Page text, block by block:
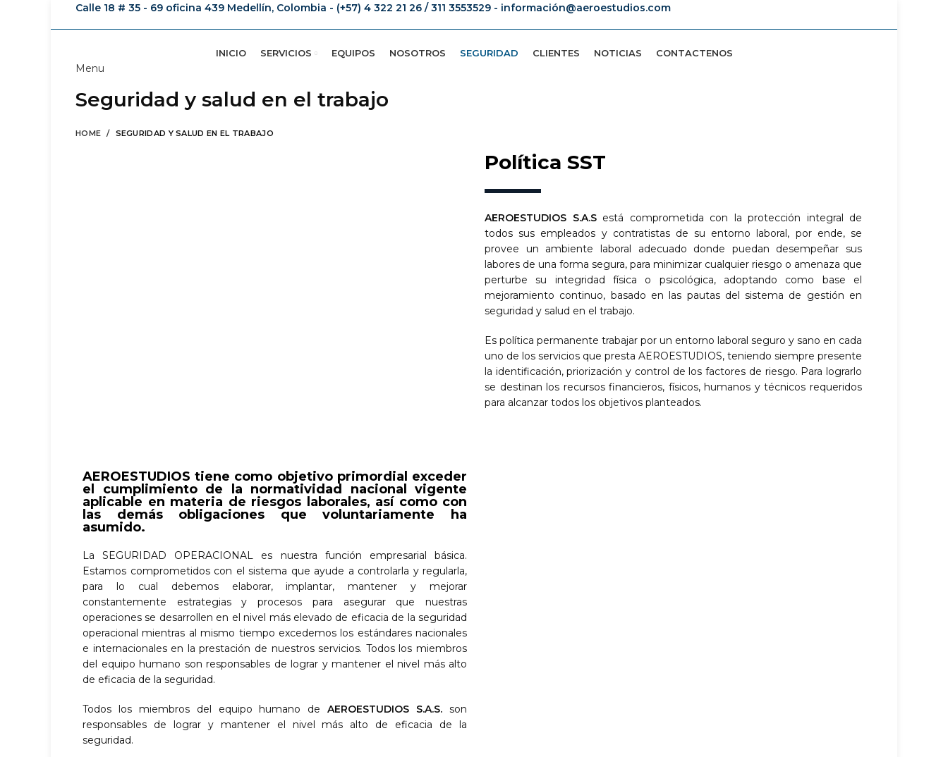
Calle 18 # 35 - 69 oficina 439 Medellín, Colombia - (+57) 4 322 21 26 / 311 3553529 - información@aeroestudios.com
INICIO SERVICIOS EQUIPOS NOSOTROS SEGURIDAD CLIENTES NOTICIAS CONTACTENOS
Menu
Seguridad y salud en el trabajo
HOME SEGURIDAD Y SALUD EN EL TRABAJO
Política SST
AEROESTUDIOS S.A.Sestá comprometida con la protección integral de
todos sus empleados y contratistas de su entorno laboral, por ende, se
provee un ambiente laboral adecuado donde puedan desempeñar sus
labores de una forma segura, para minimizar cualquier riesgo o amenaza que
perturbe su integridad física o psicológica, adoptando como base el
mejoramiento continuo, basado en las pautas del sistema de gestión en
seguridad y salud en el trabajo.
Es política permanente trabajar por un entorno laboral seguro y sano en cada
uno de los servicios que presta AEROESTUDIOS, teniendo siempre presente
la identificación, priorización y control de los factores de riesgo. Para lograrlo
se destinan los recursos financieros, físicos, humanos y técnicos requeridos
para alcanzar todos los objetivos planteados.
AEROESTUDIOS tiene como objetivo primordial exceder
el cumplimiento de la normatividad nacional vigente
aplicable en materia de riesgos laborales, así como con
las demás obligaciones que voluntariamente ha
asumido.
La SEGURIDAD OPERACIONAL es nuestra función empresarial básica.
Estamos comprometidos con el sistema que ayude a controlarla y regularla,
para lo cual debemos elaborar, implantar, mantener y mejorar
constantemente estrategias y procesos para asegurar que nuestras
operaciones se desarrollen en el nivel más elevado de eficacia de la seguridad
operacional mientras al mismo tiempo excedemos los estándares nacionales
e internacionales en la prestación de nuestros servicios. Todos los miembros
del equipo humano son responsables de lograr y mantener el nivel más alto
de eficacia de la seguridad.
Todos los miembros del equipo humano deAEROESTUDIOS S.A.S. son
responsables de lograr y mantener el nivel más alto de eficacia de la
seguridad.